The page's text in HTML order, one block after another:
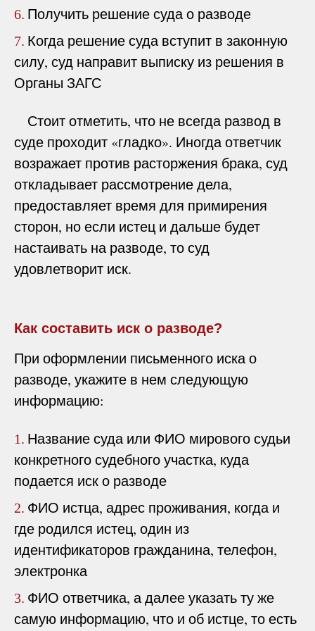
6. Получить решение суда о разводе
7. Когда решение суда вступит в законную
силу, суд направит выписку из решения в
Органы ЗАГС
Стоит отметить, что не всегда развод в
суде проходит «гладко». Иногда ответчик
возражает против расторжения брака, суд
откладывает рассмотрение дела,
предоставляет время для примирения
сторон, но если истец и дальше будет
настаивать на разводе, то суд
удовлетворит иск.
Как составить иск о разводе?
При оформлении письменного иска о
разводе, укажите в нем следующую
информацию:
1. Название суда или ФИО мирового судьи
конкретного судебного участка, куда
подается иск о разводе
2. ФИО истца, адрес проживания, когда и
где родился истец, один из
идентификаторов гражданина, телефон,
электронка
3. ФИО ответчика, а далее указать ту же
самую информацию, что и об истце, то есть